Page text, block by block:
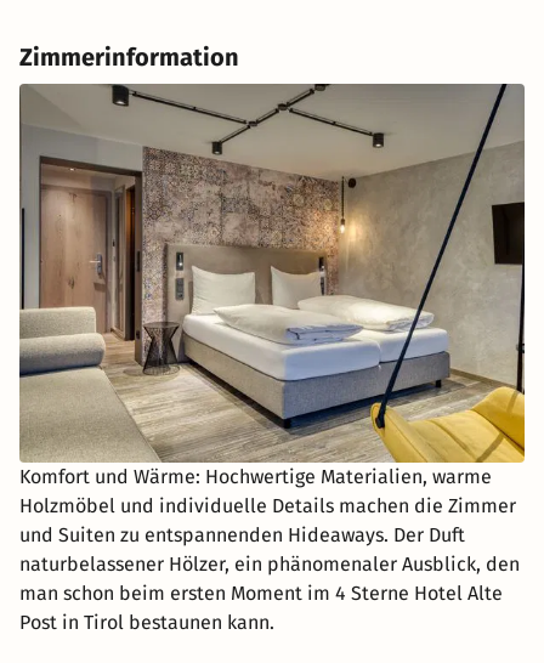
Zimmerinformation
Komfort und Wärme: Hochwertige Materialien, warme
Holzmöbel und individuelle Details machen die Zimmer
und Suiten zu entspannenden Hideaways. Der Duft
naturbelassener Hölzer, ein phänomenaler Ausblick, den
man schon beim ersten Moment im 4 Sterne Hotel Alte
Post in Tirol bestaunen kann.